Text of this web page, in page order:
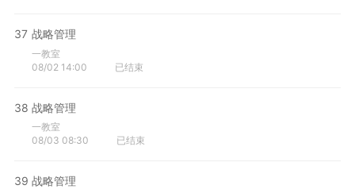
37 战略管理
一教室
08/02 14:00
已结束
38 战略管理
一教室
08/03 08:30
已结束
39 战略管理